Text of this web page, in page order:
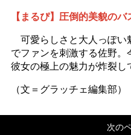
【まるぴ】圧倒的美貌の
可愛らしさと大人っぽい
でファンを刺激する佐野
彼女の極上の魅力が炸裂し
（文＝グラッチェ編集部）
次の